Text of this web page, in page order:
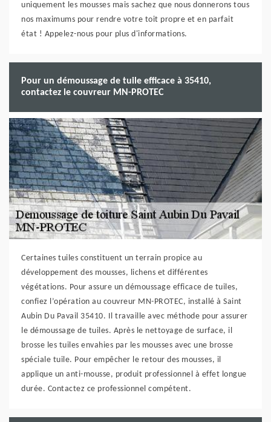
uniquement les mousses mais sachez que nous donnerons tous
nos maximums pour rendre votre toit propre et en parfait
état ! Appelez-nous pour plus d'informations.
Pour un démoussage de tuile efficace à 35410,
contactez le couvreur MN-PROTEC
Certaines tuiles constituent un terrain propice au
développement des mousses, lichens et différentes
végétations. Pour assure un démoussage efficace de tuiles,
confiez l’opération au couvreur MN-PROTEC, installé à Saint
Aubin Du Pavail 35410. Il travaille avec méthode pour assurer
le démoussage de tuiles. Après le nettoyage de surface, il
brosse les tuiles envahies par les mousses avec une brosse
spéciale tuile. Pour empêcher le retour des mousses, il
applique un anti-mousse, produit professionnel à effet longue
durée. Contactez ce professionnel compétent.